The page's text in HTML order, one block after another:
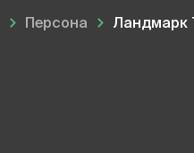
Персона Ландмарк